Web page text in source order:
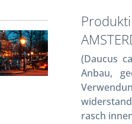
(Daucus
Anbau,
rasch